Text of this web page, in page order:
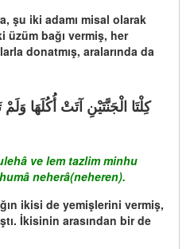
şu iki adamı misal olarak
bağı vermiş, her
donatmış, aralarında da
ve lem tazlim minhu
neherâ(neheren).
ikisi de yemişlerini vermiş,
İkisinin arasından bir de